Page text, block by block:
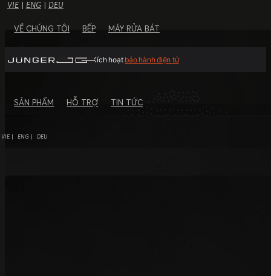
VỀ CHÚNG TÔI BẾP MÁY RỬA BÁT
SẢN PHẨM HỖ TRỢ TIN TỨC
VIE ENG DEU
Kích hoạt bảo hành điện tử
VIE | ENG | DEU